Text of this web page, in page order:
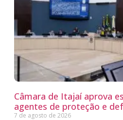
Câmara de Itajaí aprova
agentes de proteção e
7 de agosto de 2026